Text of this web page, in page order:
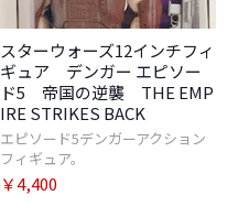
スターウォーズ12インチフィ
ギュア デンガー エピソー
ド5 帝国の逆襲 THE EMP
IRE STRIKES BACK
エピソード5デンガーアクション
フィギュア。
￥4,400
カートへ進む